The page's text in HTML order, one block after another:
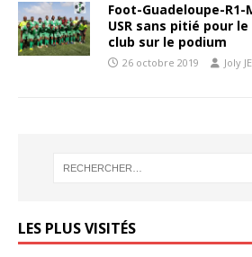
Foot-Guadeloupe-
USR sans pitié pour le
club sur le podium
26 octobre 2019 Joly
LES PLUS VISITÉS